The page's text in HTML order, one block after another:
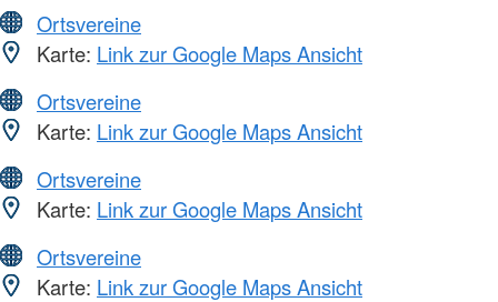
Ortsvereine
Karte: Link zur Google Maps Ansicht
Ortsvereine
Karte: Link zur Google Maps Ansicht
Ortsvereine
Karte: Link zur Google Maps Ansicht
Ortsvereine
Karte: Link zur Google Maps Ansicht